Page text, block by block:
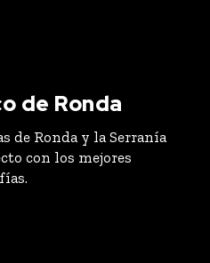
de Ronda
de Ronda y la Serranía
con los mejores